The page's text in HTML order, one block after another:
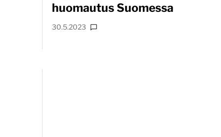
huomautus Suomessa
30.5.2023